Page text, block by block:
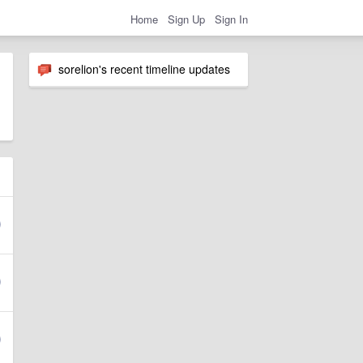
Home Sign Up Sign In
sorelion's recent timeline updates